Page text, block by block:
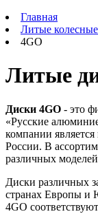
Главная
Литые
4GO
Литые
Диски 4GO - это
«Русские
компании
России. В
различных
Диски различных
странах Европы и
4GO